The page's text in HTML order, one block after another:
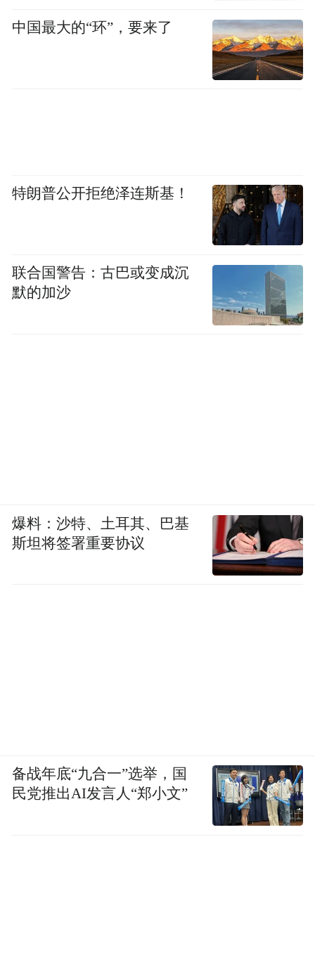
中国最大的“环”，要来了
特朗普公开拒绝泽连斯基！
联合国警告：古巴或变成沉
默的加沙
爆料：沙特、土耳其、巴基
斯坦将签署重要协议
备战年底“九合一”选举，国
民党推出AI发言人“郑小文”